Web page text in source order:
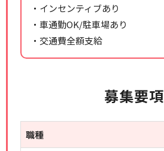
・インセンティブあり
・車通勤OK/駐車場あり
・交通費全額支給
募集要項
職種